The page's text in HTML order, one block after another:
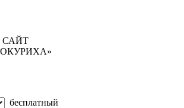
бесплатный